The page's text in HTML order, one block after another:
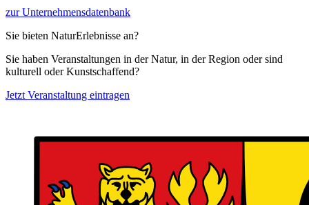
zur Unternehmensdatenbank
Sie bieten NaturErlebnisse an?
Sie haben Veranstaltungen in der Natur, in der Region oder sind
kulturell oder Kunstschaffend?
Jetzt Veranstaltung eintragen